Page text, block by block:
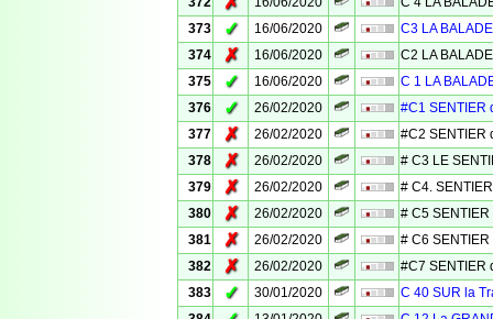
373
✓ 16/06/2020
C3 LA
374
✗ 16/06/2020
C2 LA
375
✓ 16/06/2020
C 1 LA
376
✓ 26/02/2020
#C1 SENTIER
377
✗ 26/02/2020
#C2 SENTIER
378
✗ 26/02/2020
# C3 LE
379
✗ 26/02/2020
# C4.
380
✗ 26/02/2020
# C5
381
✗ 26/02/2020
# C6 SENTIER
382
✗ 26/02/2020
#C7 SENTIER
383
✓ 30/01/2020
C 40 SUR la